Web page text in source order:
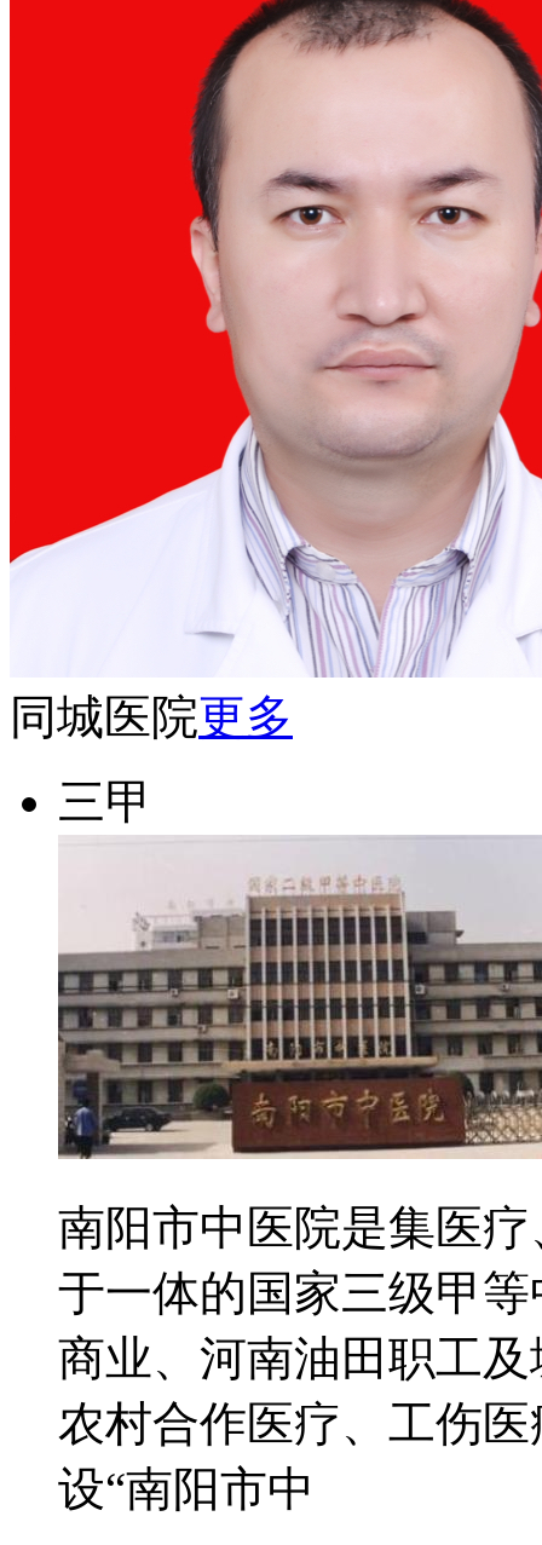
同城医院更多
三甲
南阳市中医院是集医
于一体的国家三级甲
商业、河南油田职工
农村合作医疗、工伤
设“南阳市中